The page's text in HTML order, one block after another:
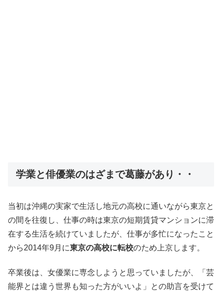
学業と俳優業のはざまで葛藤があり・・
当初は沖縄の実家で生活し地元の高校に通いながら東京と
の間を往復し、仕事の時は東京の短期賃貸マンションに滞
在する生活を続けていましたが、仕事が多忙になったこと
から2014年9月に東京の高校に転校のため上京します。
卒業後は、女優業に専念しようと思っていましたが、「芸
能界とは違う世界も知った方がいいよ」との助言を受けて